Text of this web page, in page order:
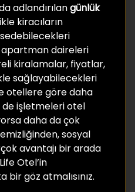
adlandırılangünlük
kiracıların
apartman daireleri
kiralamalar, fiyatlar,
sağlayabilecekleri
otellere göre daha
de işletmeleri otel
daha da çok
sosyal
avantajı bir arada
Otel’in
göz atmalısınız.